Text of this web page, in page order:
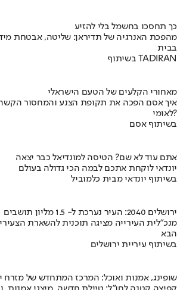
כך תחסכו בחשמל בלי להזיע
מהפכת האנרגיה של תדיראן: שליטה, אבטחת
בבית
בשיתוף TADIRAN
מאחורי הקלעים של הטעם הישראלי
לאומי?
בשיתוף אסם
אתם עוד לא שם? הטיסה למונדיאל כבר יצאה
יונדאי לוקחת אתכם לבמה הכי גדולה בעולם
בשיתוף יונדאי מבית כלמוביל
ירושלים 2040: העיר נערכת ל- 1.5 מליון תושבים
מנכ"לית העירייה מציגה תוכנית להשארת
הבא
בשיתוף עיריית ירושלים
שופינג, אמנות ואוכל: המרכז המתחדש של מזרח